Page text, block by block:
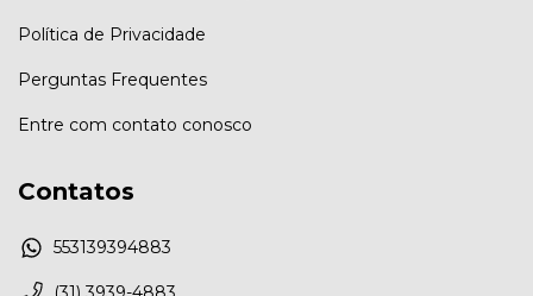
Política de Privacidade
Perguntas Frequentes
Entre com contato conosco
Contatos
553139394883